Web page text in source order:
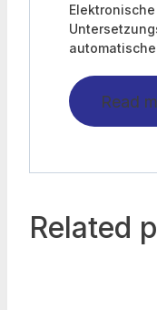
Read
Related